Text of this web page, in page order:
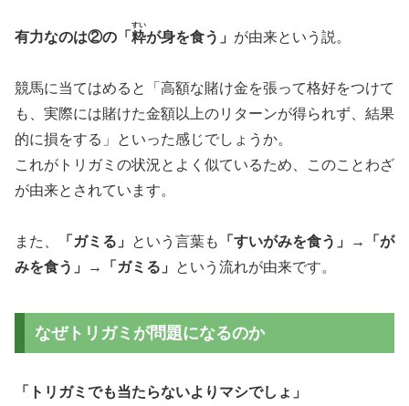
有力なのは②の「 粋
すい
が身を食う」 が由来という説。
競馬に当てはめると「高額な賭け金を張って格好をつけて
も、実際には賭けた金額以上のリターンが得られず、結果
的に損をする」といった感じでしょうか。
これがトリガミの状況とよく似ているため、このことわざ
が由来とされています。
また、 「ガミる」 という言葉も
「すいがみを食う」→「が
みを食う」→「ガミる」
という流れが由来です。
なぜトリガミが問題になるのか
「トリガミでも当たらないよりマシでしょ」